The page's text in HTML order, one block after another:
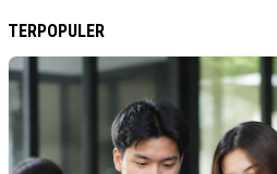
TERPOPULER